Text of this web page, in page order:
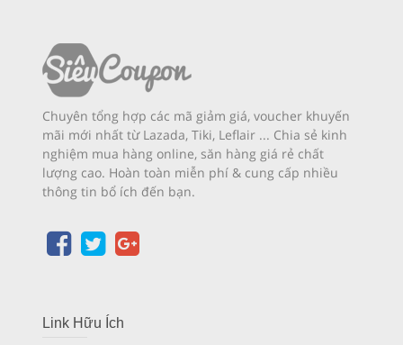
Chuyên tổng hợp các mã giảm giá, voucher khuyến
mãi mới nhất từ Lazada, Tiki, Leflair ... Chia sẻ kinh
nghiệm mua hàng online, săn hàng giá rẻ chất
lượng cao. Hoàn toàn miễn phí & cung cấp nhiều
thông tin bổ ích đến bạn.
Link Hữu Ích